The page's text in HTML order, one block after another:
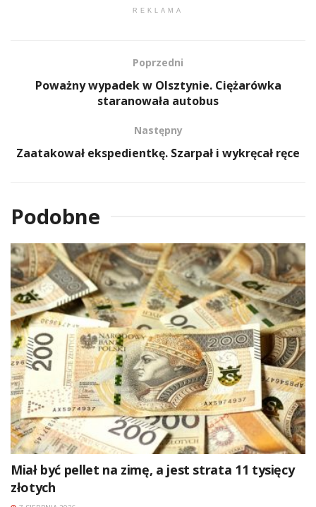
REKLAMA
Poprzedni
Poważny wypadek w Olsztynie. Ciężarówka
staranowała autobus
Następny
Zaatakował ekspedientkę. Szarpał i wykręcał ręce
Podobne
Miał być pellet na zimę, a jest strata 11 tysięcy
złotych